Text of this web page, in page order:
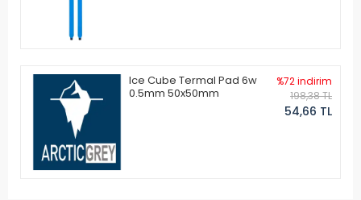
Ice Cube Termal Pad 6w
0.5mm 50x50mm
%72 indirim
198,38 TL
54,66 TL